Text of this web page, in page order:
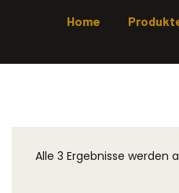
Home
Alle 3 Ergebnisse werden